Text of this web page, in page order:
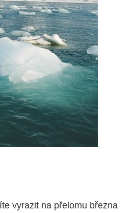
vyrazit na přelomu března